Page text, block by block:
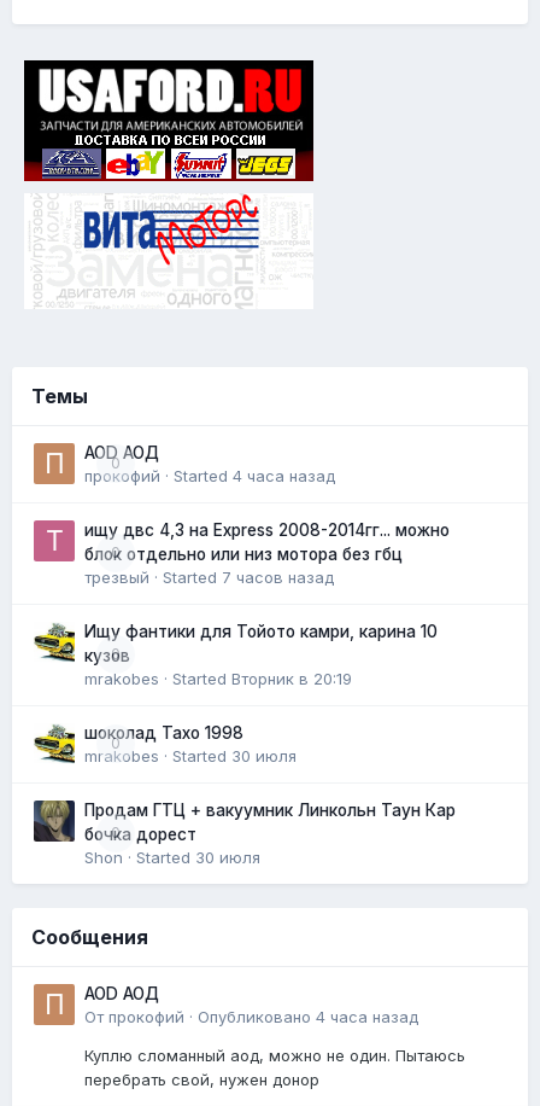
Темы
0
AOD АОД
прокофий · Started 4 часа назад
0
ищу двс 4,3 на Express 2008-2014гг... можно
блок отдельно или низ мотора без гбц
трезвый · Started 7 часов назад
0
Ищу фантики для Тойото камри, карина 10
кузов
mrakobes · Started Вторник в 20:19
0
шоколад Тахо 1998
mrakobes · Started 30 июля
0
Продам ГТЦ + вакуумник Линкольн Таун Кар
бочка дорест
Shon · Started 30 июля
Сообщения
AOD АОД
Отпрокофий · Опубликовано 4 часа назад
Куплю сломанный аод, можно не один. Пытаюсь
перебрать свой, нужен донор